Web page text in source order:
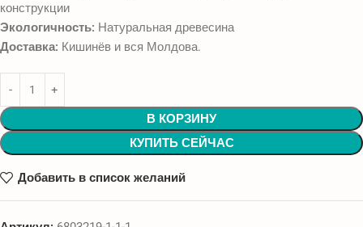
конструкции
Экологичность: Натуральная древесина
Доставка: Кишинёв и вся Молдова.
В КОРЗИНУ
КУПИТЬ СЕЙЧАС
Добавить в список желаний